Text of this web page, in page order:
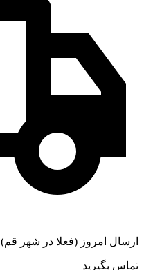
ارسال امروز (فعلا در شهر قم)
تماس بگیرید